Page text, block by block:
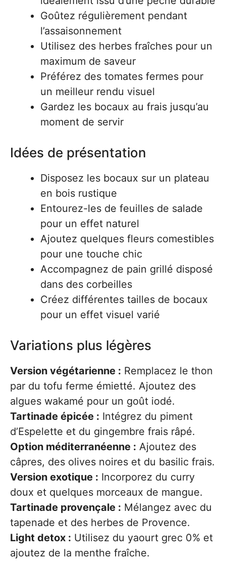
Goûtez régulièrement pendant
l’assaisonnement
Utilisez des herbes fraîches pour un
maximum de saveur
Préférez des tomates fermes pour
un meilleur rendu visuel
Gardez les bocaux au frais jusqu’au
moment de servir
Idées de présentation
Disposez les bocaux sur un plateau
en bois rustique
Entourez-les de feuilles de salade
pour un effet naturel
Ajoutez quelques fleurs comestibles
pour une touche chic
Accompagnez de pain grillé disposé
dans des corbeilles
Créez différentes tailles de bocaux
pour un effet visuel varié
Variations plus légères
Version végétarienne : Remplacez le thon
par du tofu ferme émietté. Ajoutez des
algues wakamé pour un goût iodé.
Tartinade épicée : Intégrez du piment
d’Espelette et du gingembre frais râpé.
Option méditerranéenne : Ajoutez des
câpres, des olives noires et du basilic frais.
Version exotique : Incorporez du curry
doux et quelques morceaux de mangue.
Tartinade provençale : Mélangez avec du
tapenade et des herbes de Provence.
Light detox : Utilisez du yaourt grec 0% et
ajoutez de la menthe fraîche.